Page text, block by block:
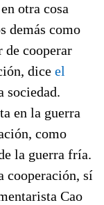
otra cosa
demás como
de cooperar
dice el
sociedad.
en la guerra
como
la guerra fría.
cooperación, sí
Cao